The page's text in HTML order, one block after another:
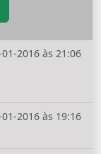
2016 às 21:06
2016 às 19:16